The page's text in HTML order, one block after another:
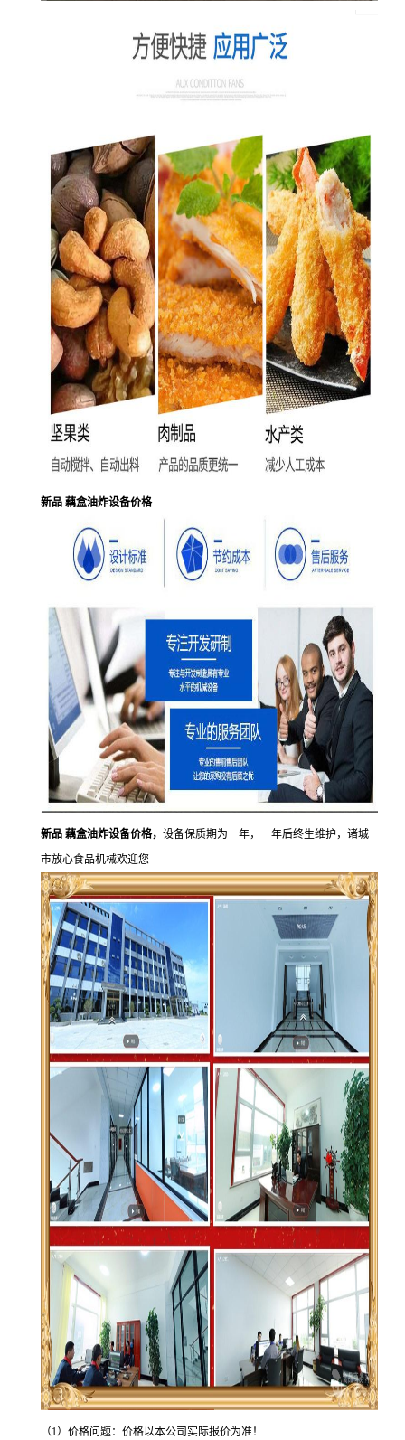
新品 藕盒油炸设备价格
新品 藕盒油炸设备价格， 设备保质期为一年，一年后终生维护，诸城
市放心食品机械欢迎您
（1）价格问题：价格以本公司实际报价为准！